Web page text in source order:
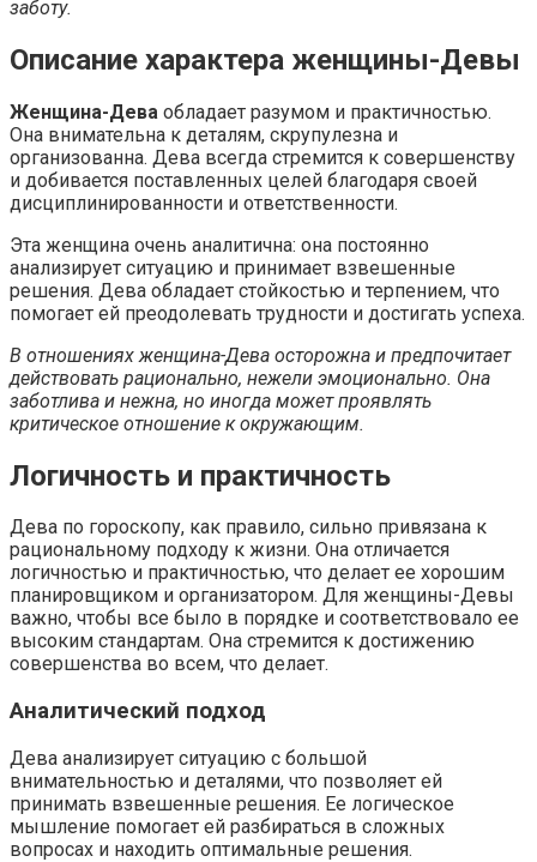
заботу.
Описание характера женщины-Девы
Женщина-Дева обладает разумом и практичностью.
Она внимательна к деталям, скрупулезна и
организованна. Дева всегда стремится к совершенству
и добивается поставленных целей благодаря своей
дисциплинированности и ответственности.
Эта женщина очень аналитична: она постоянно
анализирует ситуацию и принимает взвешенные
решения. Дева обладает стойкостью и терпением, что
помогает ей преодолевать трудности и достигать успеха.
В отношениях женщина-Дева осторожна и предпочитает
действовать рационально, нежели эмоционально. Она
заботлива и нежна, но иногда может проявлять
критическое отношение к окружающим.
Логичность и практичность
Дева по гороскопу, как правило, сильно привязана к
рациональному подходу к жизни. Она отличается
логичностью и практичностью, что делает ее хорошим
планировщиком и организатором. Для женщины-Девы
важно, чтобы все было в порядке и соответствовало ее
высоким стандартам. Она стремится к достижению
совершенства во всем, что делает.
Аналитический подход
Дева анализирует ситуацию с большой
внимательностью и деталями, что позволяет ей
принимать взвешенные решения. Ее логическое
мышление помогает ей разбираться в сложных
вопросах и находить оптимальные решения.